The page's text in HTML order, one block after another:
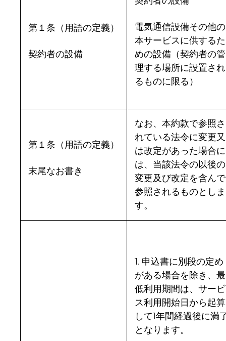
第１条（用語の定義）
契約者の設備
電気通信設備その他の
本サービスに供するた
めの設備（契約者の管
理する場所に設置され
るものに限る）
第１条（用語の定義）
末尾なお書き
なお、本約款で参照さ
れている法令に変更又
は改定があった場合に
は、当該法令の以後の
変更及び改定を含んで
参照されるものとしま
す。
1. 申込書に別段の定め
がある場合を除き、最
低利用期間は、サービ
ス利用開始日から起算
して1年間経過後に満
となります。